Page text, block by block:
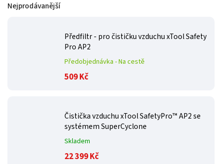
Nejprodávanější
Předfiltr - pro čističku vzduchu xTool Safety
Pro AP2
Předobjednávka - Na cestě
509 Kč
Čistička vzduchu xTool SafetyPro™ AP2 se
systémem SuperCyclone
Skladem
22 399 Kč